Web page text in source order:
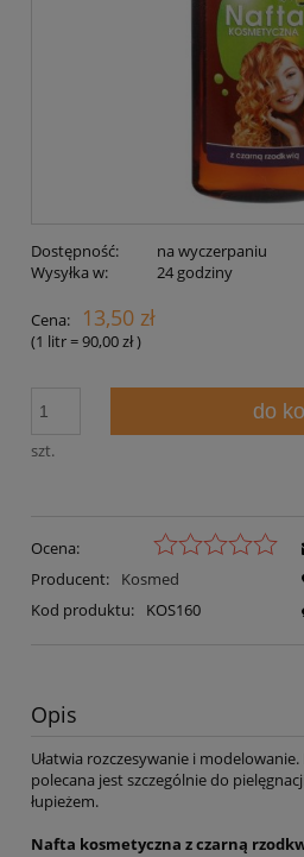
Dostępność:
na wyczerpaniu
Wysyłka w:
24 godziny
Cena: 13,50 zł
(1 litr=90,00 zł)
szt.
do
Ocena:
Producent:
Kosmed
Kod produktu:
KOS160
Opis
Ułatwia rozczesywanie i
polecana jest szczególnie do
łupieżem.
Nafta kosmetyczna z czarną